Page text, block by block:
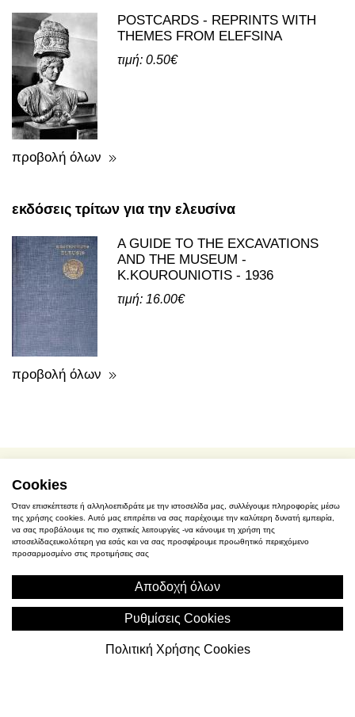
POSTCARDS - REPRINTS WITH
THEMES FROM ELEFSINA
τιμή: 0.50€
προβολή όλων
εκδόσεις τρίτων για την ελευσίνα
A GUIDE TO THE EXCAVATIONS
AND THE MUSEUM -
K.KOUROUNIOTIS - 1936
τιμή: 16.00€
προβολή όλων
αγορές - τρόποι πληρωμής
πολιτική χρήσης cookies
Σ. Γκιόκα 2, Ελευσίνα
Cookies
Όταν επισκέπτεστε ή αλληλοεπιδράτε με την ιστοσελίδα μας, συλλέγουμε πληροφορίες μέσω
της χρήσης cookies. Αυτό μας επιτρέπει να σας παρέχουμε την καλύτερη δυνατή εμπειρία,
να σας προβάλουμε τις πιο σχετικές λειτουργίες -να κάνουμε τη χρήση της
ιστοσελίδαςευκολότερη για εσάς και να σας προσφέρουμε προωθητικό περιεχόμενο
προσαρμοσμένο στις προτιμήσεις σας
Αποδοχή όλων
Ρυθμίσεις Cookies
Πολιτική Χρήσης Cookies